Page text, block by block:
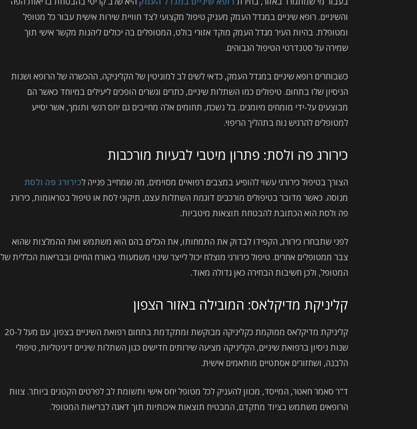
והשיניים. רופא שיניים במגדל העמק מעניק טיפול מקצועי לצד חוויית שירות אישית עבור כל מטופל
ומטופלת. בהיות העיר מגדל העמק מוקד אזורי בולט, המטופלים בה יכולים ליהנות מקשר אישי תוך
שמירה על סטנדרטי הטיפול הגבוהים.
כשבוחרים רופא שיניים במגדל העמק, כדאי לשים לב למוניטין של הקליניקה, ההכשרה של הרופא ושנות
הניסיון שלו בתחום. טיפולים כמו השתלות שיניים, כתרים וגשרים הופכים ליעילים במיוחד כאשר הם
מבוצעים על-ידי מומחים מיומנים. בל נשכח, תחומים אלה מחייבים גם יחס רגשי ותומך, אשר יסייע
למטופלים להרגיש נוח בתהליך הריפוי.
כירורג פה ולסת: פתרון מיטבי לבעיות מורכבות
הצורך בטיפול כירורגי עשוי להופיע במצבים רפואיים מסוימים, מה שמחייב פנייה לכירורג פה ולסת
מנוסה. כאשר מדובר בטיפולים מורכבים דוגמת השתלות עצם, תיקוני לסת או טיפול בטראומות, כירורג
פה ולסת הוא הכתובת להבטחת תוצאות מיטביות.
לפני שתבחרו כירורג, הקפידו לבדוק את התמחותו, את הכלים בהם הוא משתמש ואת ההמלצות שהוא
צבר ממטופלים אחרים. טיפול כירורגי מוצלח יכול לייצר שינוי משמעותי באורח החיים ובבריאות הכללית של
המטופל, ולכן חשיבות הבחירה כאן גדולה מאוד.
קליניקת מדיקלאס: המובילה באזור הצפון
קליניקת מדיקלאס ממוקמת כקליניקה מבוקשת ומתקדמת בתחום רפואת השיניים בצפון. עם מעל ל-20
שנות ניסיון ברפואת שיניים, הקליניקה מציעה שירותים חדישים כגון השתלות שיניים דיגיטליות, טיפולי
הלבנה, ושחזורים אסתטיים מותאמים אישית.
ד"ר סאמר חאטר, המייסד, מכוון להעניק לכל מטופל יחס אישי ותשומת לב לפרטים הקטנים ביותר. צוות
הרופאים משתמש בציוד מתקדם, המבטיח תוצאות איכותיות תוך דאגה לבריאות המטופל.